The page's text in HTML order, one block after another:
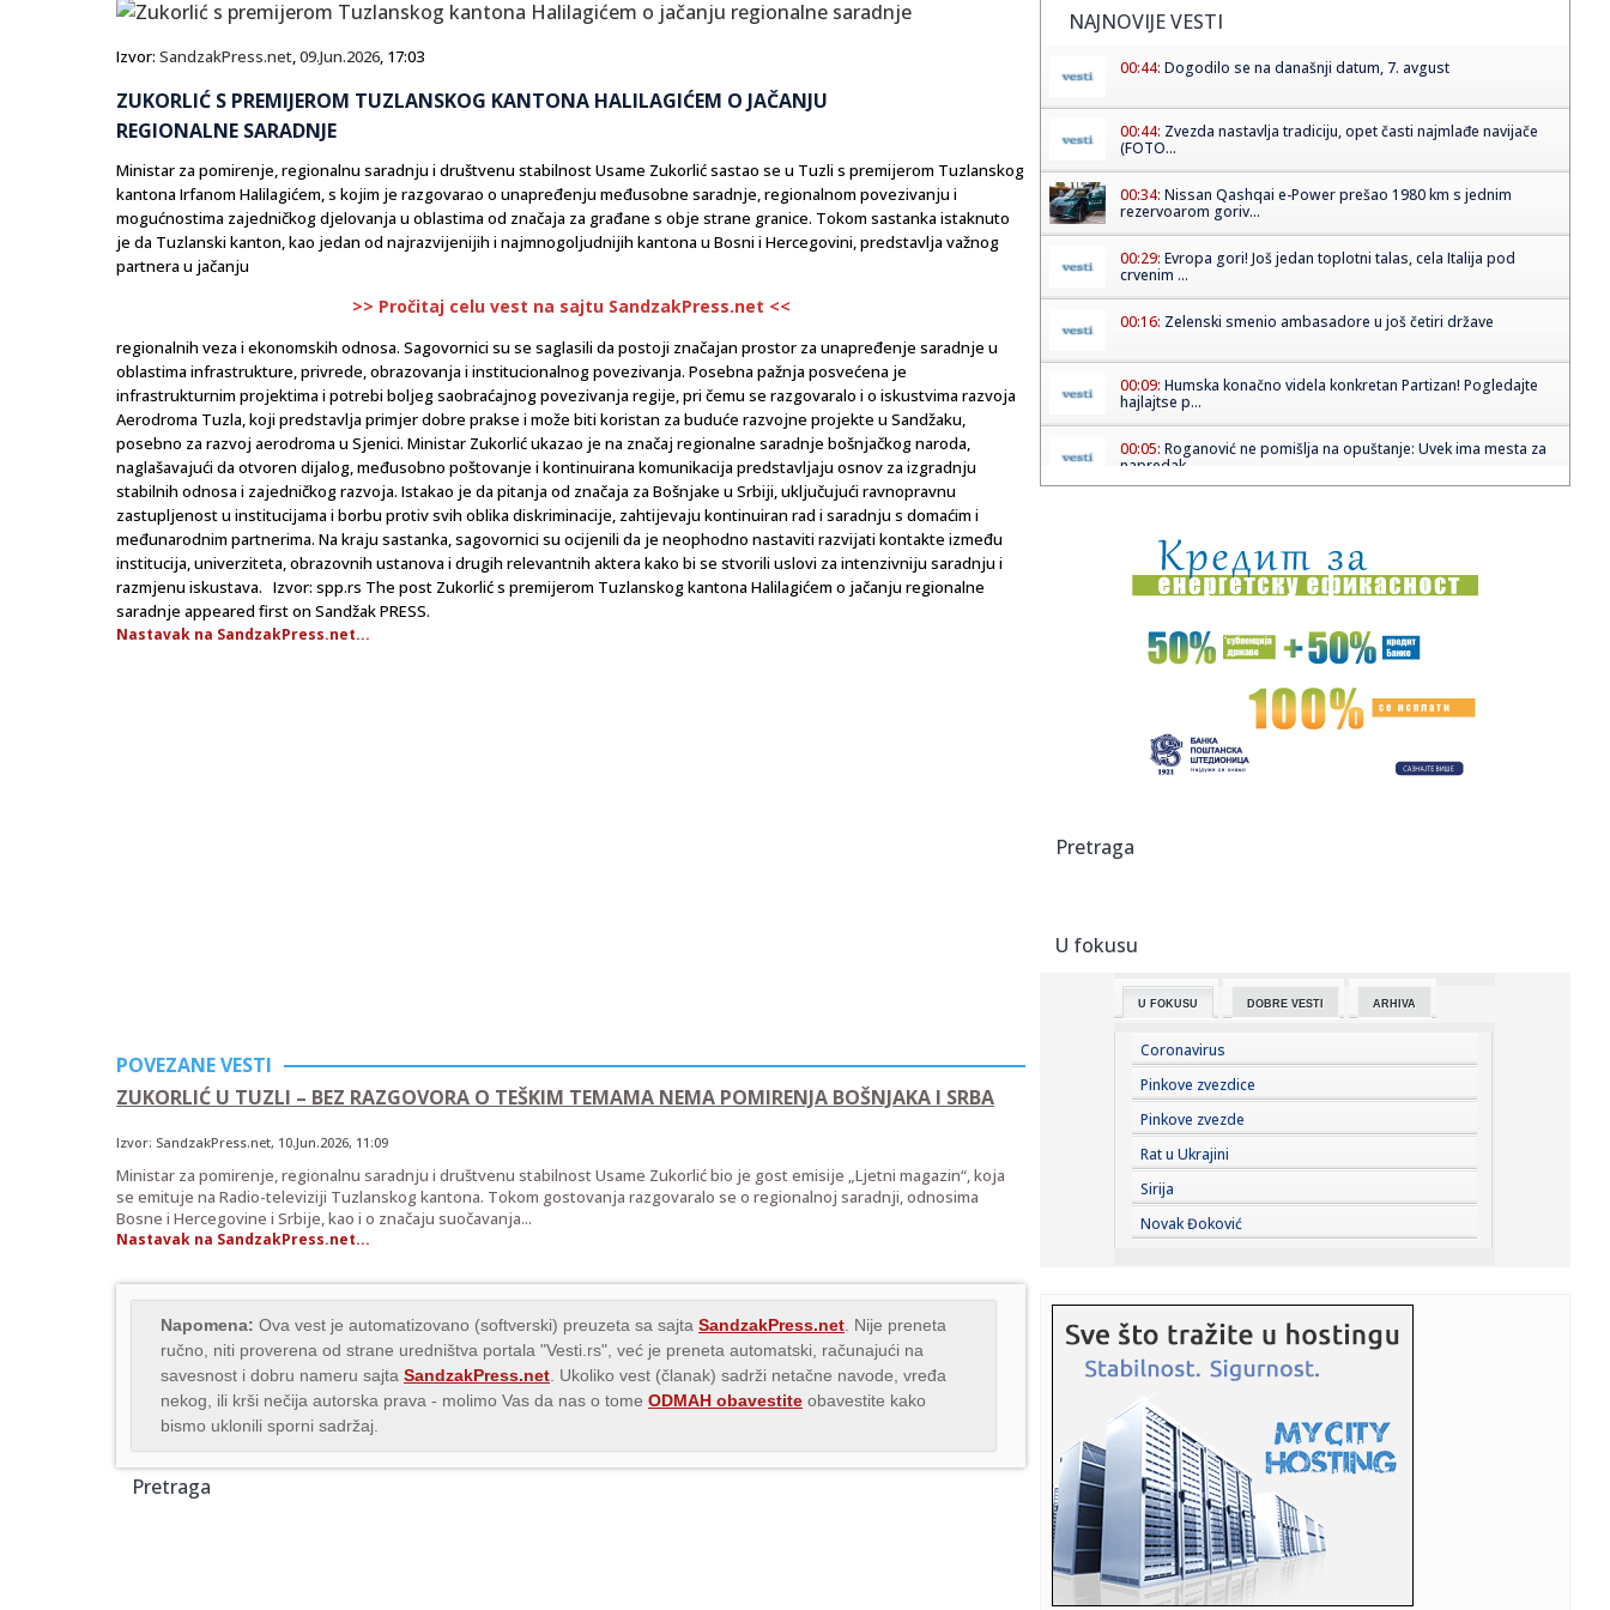
Izvor: SandzakPress.net,09.Jun.2026, 17:03
ZUKORLIĆ S PREMIJEROM TUZLANSKOG KANTONA HALILAGIĆEM O JAČANJU
REGIONALNE SARADNJE
Ministar za pomirenje, regionalnu saradnju i društvenu stabilnost Usame Zukorlić sastao se u Tuzli s premijerom Tuzlanskog
kantona Irfanom Halilagićem, s kojim je razgovarao o unapređenju međusobne saradnje, regionalnom povezivanju i
mogućnostima zajedničkog djelovanja u oblastima od značaja za građane s obje strane granice. Tokom sastanka istaknuto
je da Tuzlanski kanton, kao jedan od najrazvijenijih i najmnogoljudnijih kantona u Bosni i Hercegovini, predstavlja važnog
partnera u jačanju
>> Pročitaj celu vest na sajtu SandzakPress.net <<
regionalnih veza i ekonomskih odnosa. Sagovornici su se saglasili da postoji značajan prostor za unapređenje saradnje u
oblastima infrastrukture, privrede, obrazovanja i institucionalnog povezivanja. Posebna pažnja posvećena je
infrastrukturnim projektima i potrebi boljeg saobraćajnog povezivanja regije, pri čemu se razgovaralo i o iskustvima razvoja
Aerodroma Tuzla, koji predstavlja primjer dobre prakse i može biti koristan za buduće razvojne projekte u Sandžaku,
posebno za razvoj aerodroma u Sjenici. Ministar Zukorlić ukazao je na značaj regionalne saradnje bošnjačkog naroda,
naglašavajući da otvoren dijalog, međusobno poštovanje i kontinuirana komunikacija predstavljaju osnov za izgradnju
stabilnih odnosa i zajedničkog razvoja. Istakao je da pitanja od značaja za Bošnjake u Srbiji, uključujući ravnopravnu
zastupljenost u institucijama i borbu protiv svih oblika diskriminacije, zahtijevaju kontinuiran rad i saradnju s domaćim i
međunarodnim partnerima. Na kraju sastanka, sagovornici su ocijenili da je neophodno nastaviti razvijati kontakte između
institucija, univerziteta, obrazovnih ustanova i drugih relevantnih aktera kako bi se stvorili uslovi za intenzivniju saradnju i
razmjenu iskustava. Izvor: spp.rs The post Zukorlić s premijerom Tuzlanskog kantona Halilagićem o jačanju regionalne
saradnje appeared first on Sandžak PRESS.
Nastavak na SandzakPress.net...
POVEZANE VESTI
ZUKORLIĆ U TUZLI – BEZ RAZGOVORA O TEŠKIM TEMAMA NEMA POMIRENJA BOŠNJAKA I SRBA
Izvor: SandzakPress.net, 10.Jun.2026, 11:09
Ministar za pomirenje, regionalnu saradnju i društvenu stabilnost Usame Zukorlić bio je gost emisije „Ljetni magazin“, koja
se emituje na Radio-televiziji Tuzlanskog kantona. Tokom gostovanja razgovaralo se o regionalnoj saradnji, odnosima
Bosne i Hercegovine i Srbije, kao i o značaju suočavanja...
Nastavak na SandzakPress.net...
Napomena: Ova vest je automatizovano (softverski) preuzeta sa sajta SandzakPress.net . Nije preneta
ručno, niti proverena od strane uredništva portala "Vesti.rs", već je preneta automatski, računajući na
savesnost i dobru nameru sajta SandzakPress.net . Ukoliko vest (članak) sadrži netačne navode, vređa
nekog, ili krši nečija autorska prava - molimo Vas da nas o tome ODMAH obavestite obavestite kako
bismo uklonili sporni sadržaj.
Pretraga
NAJNOVIJE VESTI
00:44: Dogodilo se na današnji datum, 7. avgust
00:44: Zvezda nastavlja tradiciju, opet časti najmlađe navijače
(FOTO...
00:34: Nissan Qashqai e-Power prešao 1980 km s jednim
rezervoarom goriv...
00:29: Evropa gori! Još jedan toplotni talas, cela Italija pod
crvenim ...
00:16: Zelenski smenio ambasadore u još četiri države
00:09: Humska konačno videla konkretan Partizan! Pogledajte
hajlajtse p...
00:05: Roganović ne pomišlja na opuštanje: Uvek ima mesta za
napredak...
00:01:Na današnji dan, 7. avgust
23:59:U predgrađu Damaska podignut autobus u vazduh, dve
osobe poginul...
ROMAŠČENKO POSLE POTOPA U HUMSKOJ: Jedna stvar
23:54:Aleksić: "Nemamo čega da se plašimo u Kazahstanu"
23:44:
23:41:
Marinović nakon pobjede: Zaslužili smo još koji gol, ali
23:41:Može li ljetna avantura ipak nekako prerasti u ozbiljnu
vezu?
23:38:Partizan demolirao Tobol, Ilić konačno zadovoljan: Na
momente j...
23:36:U Minhenu krenula serijska proizvodnja potpuno
električnog BMW-a...
23:34: PRE PAR MESECI SANJALI TITULU, SADA IH SVI DEMOLIRAJU:
Benfika si...
23:33:
nju ...
23:33:Kratak predah od vrućina: Pljuskovi noćas stižu u region,
osvj...
23:33:Osuđen provalnik iz BiH, branio se da je krao za liječenje
ćer...
23:32:Potresna poruka Dijane Dilajn o životu i smrti njenog
Pretraga
U fokusu
U FOKUSU DOBRE VESTI ARHIVA
Coronavirus
Pinkove zvezdice
Pinkove zvezde
Rat u Ukrajini
Sirija
Novak Đoković